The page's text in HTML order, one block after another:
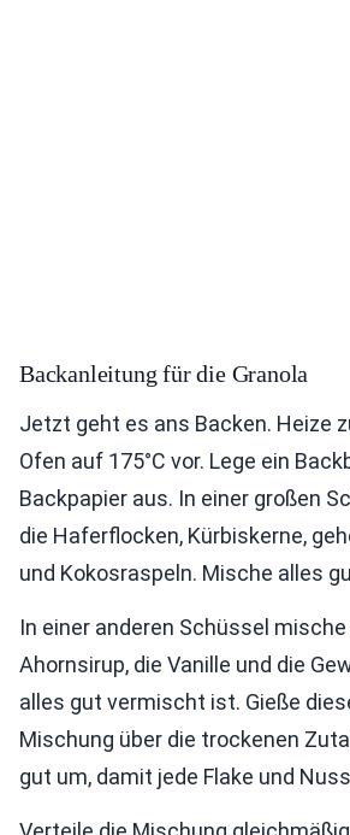
Backanleitung für die Granola
Jetzt geht es ans Backen. Heize
Ofen auf 175°C vor. Lege ein
Backpapier aus. In einer großen
die Haferflocken, Kürbiskerne,
und Kokosraspeln. Mische alles
In einer anderen Schüssel
Ahornsirup, die Vanille und die
alles gut vermischt ist. Gieße
Mischung über die trockenen
gut um, damit jede Flake und